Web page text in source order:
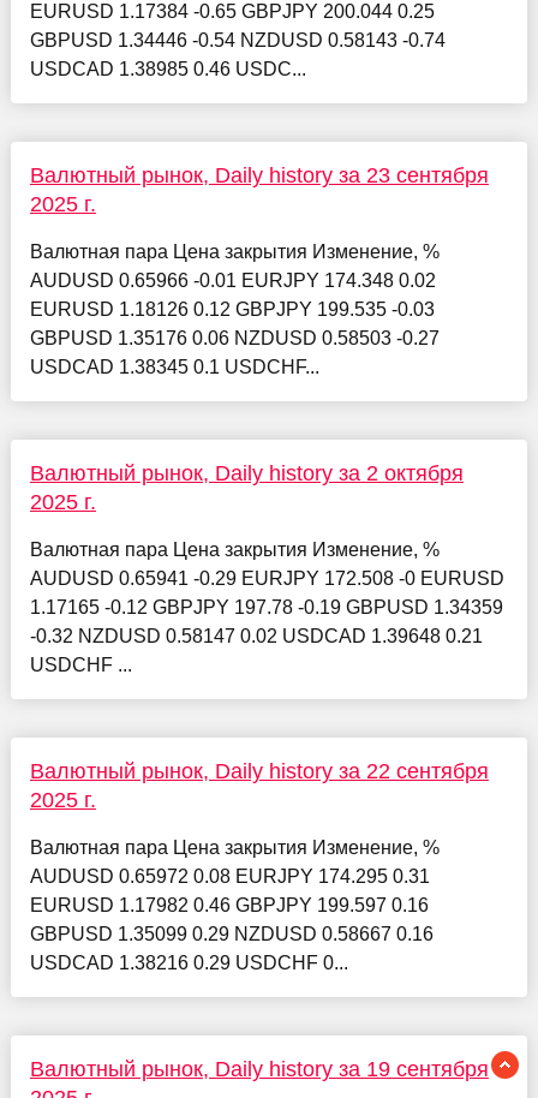
EURUSD 1.17384 -0.65 GBPJPY 200.044 0.25
GBPUSD 1.34446 -0.54 NZDUSD 0.58143 -0.74
USDCAD 1.38985 0.46 USDC...
Валютный рынок, Daily history за 23 сентября
2025 г.
Валютная пара Цена закрытия Изменение, %
AUDUSD 0.65966 -0.01 EURJPY 174.348 0.02
EURUSD 1.18126 0.12 GBPJPY 199.535 -0.03
GBPUSD 1.35176 0.06 NZDUSD 0.58503 -0.27
USDCAD 1.38345 0.1 USDCHF...
Валютный рынок, Daily history за 2 октября
2025 г.
Валютная пара Цена закрытия Изменение, %
AUDUSD 0.65941 -0.29 EURJPY 172.508 -0 EURUSD
1.17165 -0.12 GBPJPY 197.78 -0.19 GBPUSD 1.34359
-0.32 NZDUSD 0.58147 0.02 USDCAD 1.39648 0.21
USDCHF ...
Валютный рынок, Daily history за 22 сентября
2025 г.
Валютная пара Цена закрытия Изменение, %
AUDUSD 0.65972 0.08 EURJPY 174.295 0.31
EURUSD 1.17982 0.46 GBPJPY 199.597 0.16
GBPUSD 1.35099 0.29 NZDUSD 0.58667 0.16
USDCAD 1.38216 0.29 USDCHF 0...
Валютный рынок, Daily history за 19 сентября